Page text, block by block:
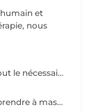
et
nous
Nous nous déplaçons à votre domicile avec tout le nécessaire (table, serviettes, huile...) Déplacement à Luxembourg ville ou proche uniquement A noter que le massage durera entre 1h et 1h30 (selon votre réservation) après le temps de trajet. Ainsi si vous réservez pour 12h, prévoyez que le massage commence vers 12h30. Ce temps de trajet n'est pas facturé mais il est à prendre en compte dans le planning Merci de réserver ce service à domicile uniquement si vous souhaitez recevoir un massage dans le respect, aucune avance ou geste déplacé ne serait toléré.
Une formation à offrir à son couple, venez apprendre à masser votre conjoint/e et découvrir les secret pour un massage à la maison facile à mettre en place, à réaliser, et sans vous faire mal Programme: - La séance commencera par un massage en DUO de 45 minutes où l'on massera le plus de zones possibles pour que vous puissiez décider les quelles et quelles techniques vous préférez - Puis, sur la base de vos préférences, l'heure suivante sera dédiée à vous enseigner ces techniques à tous les 2 Ainsi, par exemple, si madame préfère le dos, alors monsieur apprendra à le lui masser, avant d'échanger les rôles Possibilité de repartir avec une table de massage pliante à installer chez vous pour 150€ Formation également possible entre amies